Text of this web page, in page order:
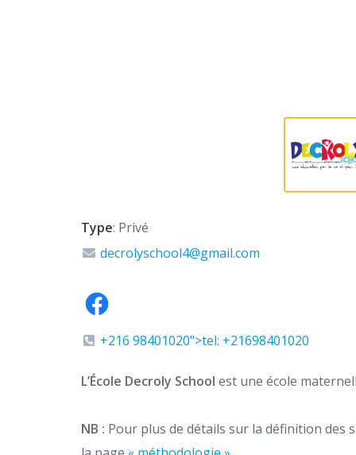
Type: Privé
decrolyschool4@gmail.com
+216 98401020">tel: +21698401020
L’École Decroly School est une école
NB : Pour plus de détails sur la définition des